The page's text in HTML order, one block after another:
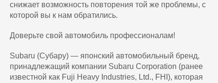
снижает возможность повторения той же проблемы, с
которой вы к нам обратились.
Доверьте свой автомобиль профессионалам!
Subaru (Субару) — японский автомобильный бренд,
принадлежащий компании Subaru Corporation (ранее
известной как Fuji Heavy Industries, Ltd., FHI), которая